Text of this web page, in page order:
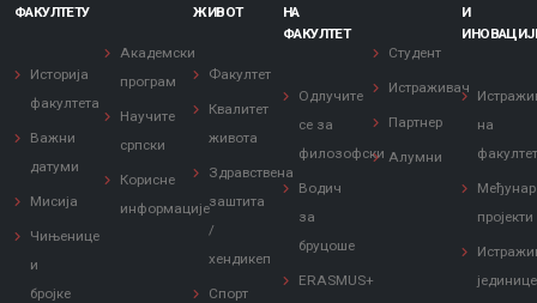
ФАКУЛТЕТУ
Историја
факултета
Важни
датуми
Мисија
Чињенице
и
бројке
Академски
програм
Научите
српски
Корисне
информације
ЖИВОТ
Факултет
Квалитет
живота
Здравствена
заштита
/
хендикеп
Спорт
НА
ФАКУЛТЕТ
Одлучите
се за
филозофски
Водич
за
бруцоше
ERASMUS+
Студент
Истраживач
Партнер
Алумни
И
на
пројекти
јединице